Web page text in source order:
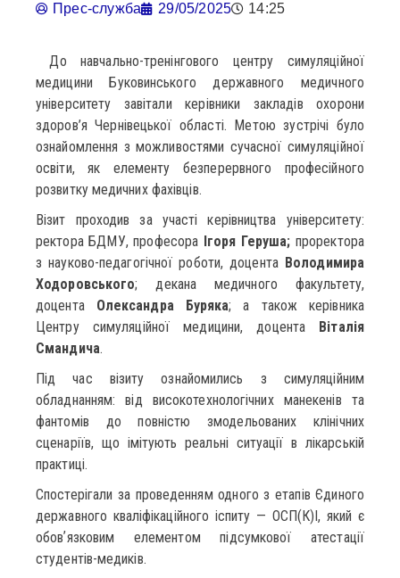
Прес-служба 29/05/2025 14:25
До навчально-тренінгового центру симуляційної
медицини Буковинського державного медичного
університету завітали керівники закладів охорони
здоров’я Чернівецької області. Метою зустрічі було
ознайомлення з можливостями сучасної симуляційної
освіти, як елементу безперервного професійного
розвитку медичних фахівців.
Візит проходив за участі керівництва університету:
ректора БДМУ, професора Ігоря Геруша; проректора
з науково-педагогічної роботи, доцента Володимира
Ходоровського; декана медичного факультету,
доцента Олександра Буряка; а також керівника
Центру симуляційної медицини, доцента Віталія
Смандича.
Під час візиту ознайомились з симуляційним
обладнанням: від високотехнологічних манекенів та
фантомів до повністю змодельованих клінічних
сценаріїв, що імітують реальні ситуації в лікарській
практиці.
Спостерігали за проведенням одного з етапів Єдиного
державного кваліфікаційного іспиту — ОСП(К)І, який є
обовʼязковим елементом підсумкової атестації
студентів-медиків.